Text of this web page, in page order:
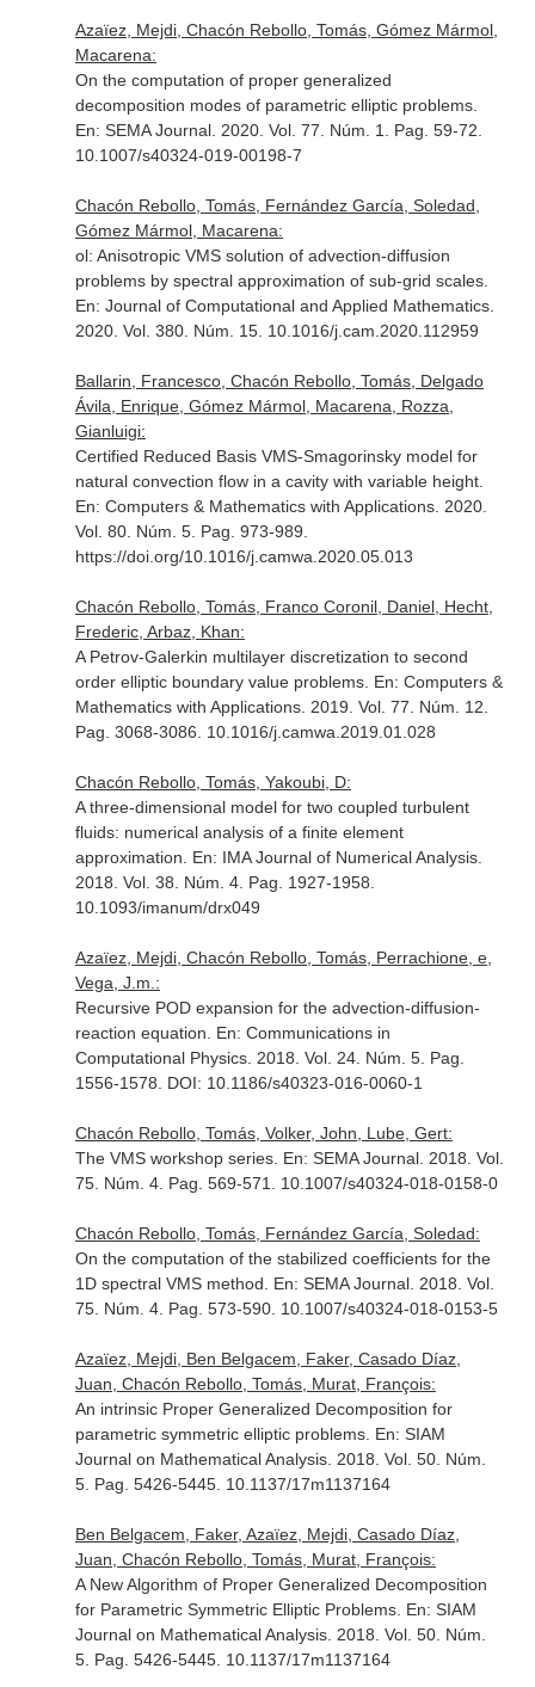
Azaïez, Mejdi, Chacón Rebollo, Tomás, Gómez Mármol,
Macarena:
On the computation of proper generalized
decomposition modes of parametric elliptic problems.
En: SEMA Journal. 2020. Vol. 77. Núm. 1. Pag. 59-72.
10.1007/s40324-019-00198-7
Chacón Rebollo, Tomás, Fernández García, Soledad,
Gómez Mármol, Macarena:
ol: Anisotropic VMS solution of advection-diffusion
problems by spectral approximation of sub-grid scales.
En: Journal of Computational and Applied Mathematics.
2020. Vol. 380. Núm. 15. 10.1016/j.cam.2020.112959
Ballarin, Francesco, Chacón Rebollo, Tomás, Delgado
Ávila, Enrique, Gómez Mármol, Macarena, Rozza,
Gianluigi:
Certified Reduced Basis VMS-Smagorinsky model for
natural convection flow in a cavity with variable height.
En: Computers & Mathematics with Applications. 2020.
Vol. 80. Núm. 5. Pag. 973-989.
https://doi.org/10.1016/j.camwa.2020.05.013
Chacón Rebollo, Tomás, Franco Coronil, Daniel, Hecht,
Frederic, Arbaz, Khan:
A Petrov-Galerkin multilayer discretization to second
order elliptic boundary value problems. En: Computers &
Mathematics with Applications. 2019. Vol. 77. Núm. 12.
Pag. 3068-3086. 10.1016/j.camwa.2019.01.028
Chacón Rebollo, Tomás, Yakoubi, D:
A three-dimensional model for two coupled turbulent
fluids: numerical analysis of a finite element
approximation. En: IMA Journal of Numerical Analysis.
2018. Vol. 38. Núm. 4. Pag. 1927-1958.
10.1093/imanum/drx049
Azaïez, Mejdi, Chacón Rebollo, Tomás, Perrachione, e,
Vega, J.m.:
Recursive POD expansion for the advection-diffusion-
reaction equation. En: Communications in
Computational Physics. 2018. Vol. 24. Núm. 5. Pag.
1556-1578. DOI: 10.1186/s40323-016-0060-1
Chacón Rebollo, Tomás, Volker, John, Lube, Gert:
The VMS workshop series. En: SEMA Journal. 2018. Vol.
75. Núm. 4. Pag. 569-571. 10.1007/s40324-018-0158-0
Chacón Rebollo, Tomás, Fernández García, Soledad:
On the computation of the stabilized coefficients for the
1D spectral VMS method. En: SEMA Journal. 2018. Vol.
75. Núm. 4. Pag. 573-590. 10.1007/s40324-018-0153-5
Azaïez, Mejdi, Ben Belgacem, Faker, Casado Díaz,
Juan, Chacón Rebollo, Tomás, Murat, François:
An intrinsic Proper Generalized Decomposition for
parametric symmetric elliptic problems. En: SIAM
Journal on Mathematical Analysis. 2018. Vol. 50. Núm.
5. Pag. 5426-5445. 10.1137/17m1137164
Ben Belgacem, Faker, Azaïez, Mejdi, Casado Díaz,
Juan, Chacón Rebollo, Tomás, Murat, François:
A New Algorithm of Proper Generalized Decomposition
for Parametric Symmetric Elliptic Problems. En: SIAM
Journal on Mathematical Analysis. 2018. Vol. 50. Núm.
5. Pag. 5426-5445. 10.1137/17m1137164